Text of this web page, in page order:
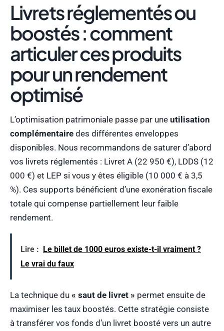
Livrets réglementés ou
boostés : comment
articuler ces produits
pour un rendement
optimisé
L’optimisation patrimoniale passe par une utilisation
complémentaire des différentes enveloppes
disponibles. Nous recommandons de saturer d’abord
vos livrets réglementés : Livret A (22 950 €), LDDS (12
000 €) et LEP si vous y êtes éligible (10 000 € à 3,5
%). Ces supports bénéficient d’une exonération fiscale
totale qui compense partiellement leur faible
rendement.
Lire :
Le billet de 1000 euros existe-t-il vraiment ?
Le vrai du faux
La technique du « saut de livret » permet ensuite de
maximiser les taux boostés. Cette stratégie consiste
à transférer vos fonds d’un livret boosté vers un autre